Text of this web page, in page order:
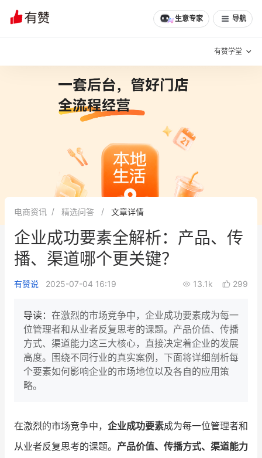
生意专家 导航
有赞学堂
增长方法
有赞专家说
新零售最佳实践
面对面聊增长
新零售大会 新零售茶会
增长产品指南
智库 产品场景库
产品更新动态
行业报告
文章 问诊 分享
电商资讯 精选问答 文章详情
企业成功要素全解析：产品、传
播、渠道哪个更关键？
有赞说 2025-07-04 16:19 13.1k 299
导读： 在激烈的市场竞争中，企业成功要素成为每一
位管理者和从业者反复思考的课题。产品价值、传播
方式、渠道能力这三大核心，直接决定着企业的发展
高度。围绕不同行业的真实案例，下面将详细剖析每
个要素如何影响企业的市场地位以及各自的应用策
略。
在激烈的市场竞争中， 企业成功要素成为每一位管理者和
从业者反复思考的课题。 产品价值、传播方式、渠道能力